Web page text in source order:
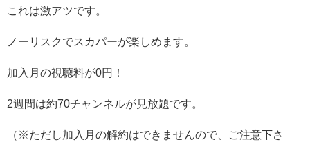
これは激アツです。
ノーリスクでスカパーが楽しめます。
加入月の視聴料が0円！
2週間は約70チャンネルが見放題です。
（※ただし加入月の解約はできませんので、ご注意下さ